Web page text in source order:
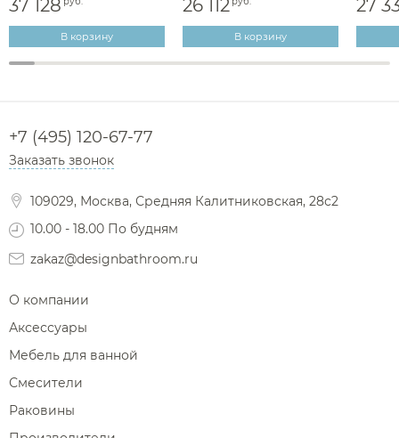
37 128
В корзину
26 112
В корзину
27
+7 (495) 120-67-77
Заказать звонок
109029, Москва, Средняя Калитниковская, 28с2
10.00 - 18.00 По будням
zakaz@designbathroom.ru
О компании
Аксессуары
Мебель для ванной
Смесители
Раковины